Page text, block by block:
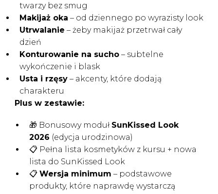
twarzy bez smug
Makijaż oka – od dziennego po wyrazisty look
Utrwalanie – żeby makijaż przetrwał cały
dzień
Konturowanie na sucho – subtelne
wykończenie i blask
Usta i rzęsy – akcenty, które dodają
charakteru
Plus w zestawie:
🎁 Bonusowy moduł SunKissed Look
2026 (edycja urodzinowa)
📋 Pełna lista kosmetyków z kursu + nowa
lista do SunKissed Look
📋 Wersja minimum – podstawowe
produkty, które naprawdę wystarczą